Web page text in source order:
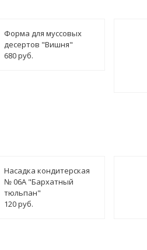
Форма для муссовых
десертов "Вишня"
680 руб.
Насадка кондитерская
№ 06А "Бархатный
тюльпан"
120 руб.